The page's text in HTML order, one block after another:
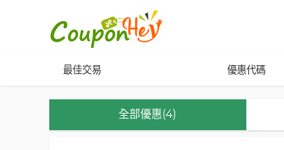
最佳交易 優惠代碼
全部優惠(4)